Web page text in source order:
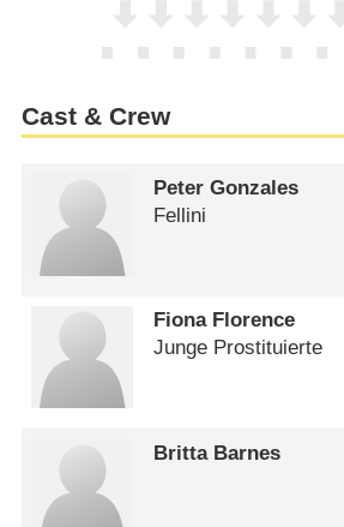
Cast & Crew
Peter Gonzales
Fellini
Fiona Florence
Junge Prostituierte
Britta Barnes